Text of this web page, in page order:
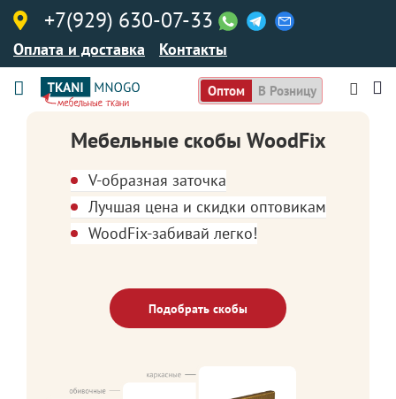
+7(929) 630-07-33
Оплата и доставка Контакты
Оптом В Розницу
Мебельные скобы WoodFix
V-образная заточка
Лучшая цена и скидки оптовикам
WoodFix-забивай легко!
Подобрать скобы